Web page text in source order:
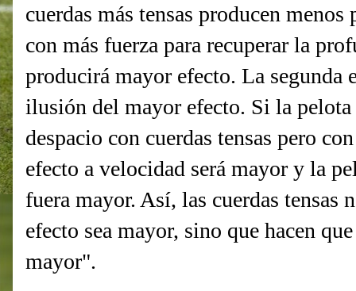
cuerdas más tensas producen
con más fuerza para recuperar la
producirá mayor efecto. La segunda
ilusión del mayor efecto. Si la pelota
despacio con cuerdas tensas pero
efecto a velocidad será mayor y la
fuera mayor. Así, las cuerdas tensas
efecto sea mayor, sino que hacen
mayor".